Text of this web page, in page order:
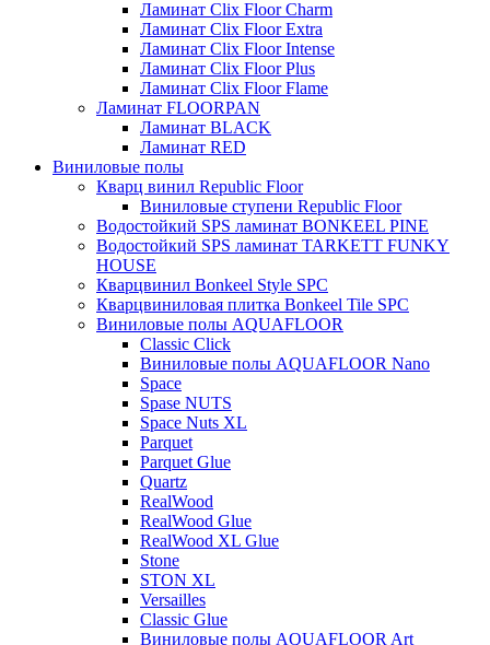
Ламинат Clix Floor Charm
Ламинат Clix Floor Extra
Ламинат Clix Floor Intense
Ламинат Clix Floor Plus
Ламинат Clix Floor Flame
Ламинат FLOORPAN
Ламинат BLACK
Ламинат RED
Виниловые полы
Кварц винил Republic Floor
Виниловые ступени Republic Floor
Водостойкий SPS ламинат BONKEEL PINE
Водостойкий SPS ламинат TARKETT FUNKY
HOUSE
Кварцвинил Bonkeel Style SPC
Кварцвиниловая плитка Bonkeel Tile SPC
Виниловые полы AQUAFLOOR
Classic Click
Виниловые полы AQUAFLOOR Nano
Space
Spase NUTS
Space Nuts XL
Parquet
Parquet Glue
Quartz
RealWood
RealWood Glue
RealWood XL Glue
Stone
STON XL
Versailles
Classic Glue
Виниловые полы AQUAFLOOR Art